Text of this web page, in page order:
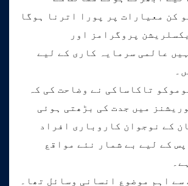
کن معیارات پر پورا اترنا ہوگا
پروگرامز اور
عالمی سرمایہ کاری کے لیے
تاکاساکی نے وضاحت کی کہ
میں جدت کی بڑھتی ہوئی
کے نوجوان کاروباری افراد
کے لیے بے شمار نئے مواقع
سے اہم موضوع انسانی وسائل تھا۔